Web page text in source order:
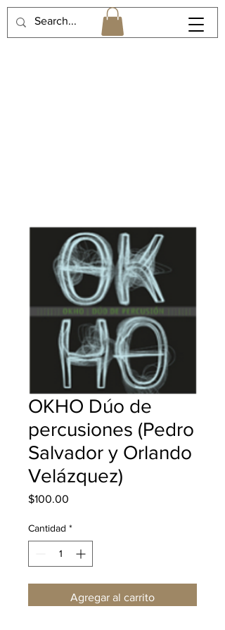
OKHO Dúo de
percusiones (Pedro
Salvador y Orlando
Velázquez)
$100.00
Cantidad *
Agregar al carrito